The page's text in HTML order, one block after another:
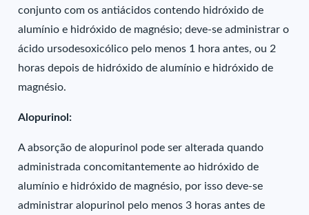
conjunto com os antiácidos contendo hidróxido de
alumínio e hidróxido de magnésio; deve-se administrar o
ácido ursodesoxicólico pelo menos 1 hora antes, ou 2
horas depois de hidróxido de alumínio e hidróxido de
magnésio.
Alopurinol:
A absorção de alopurinol pode ser alterada quando
administrada concomitantemente ao hidróxido de
alumínio e hidróxido de magnésio, por isso deve-se
administrar alopurinol pelo menos 3 horas antes de